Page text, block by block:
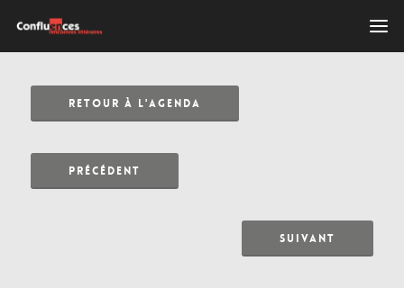
RETOUR À L'AGENDA
PRÉCÉDENT
SUIVANT